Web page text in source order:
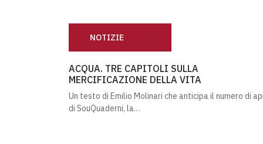
NOTIZIE
ACQUA. TRE CAPITOLI SULLA
MERCIFICAZIONE DELLA VITA
Un testo di Emilio Molinari che anticipa il numero di
di SouQuaderni, la…